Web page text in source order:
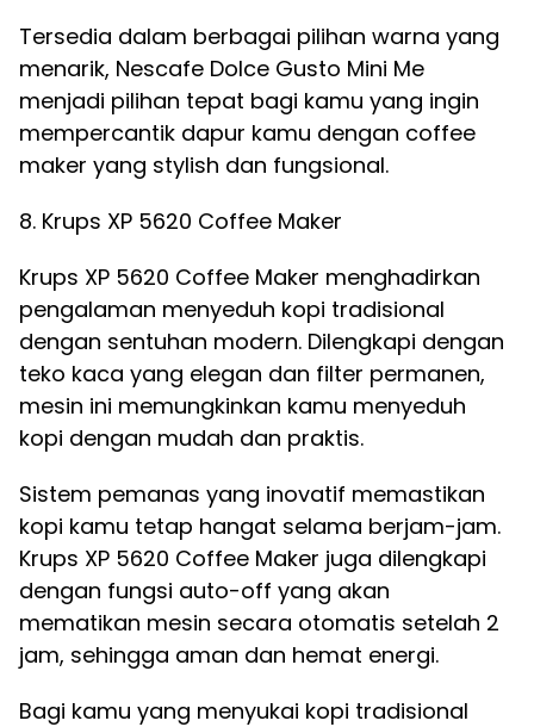
Tersedia dalam berbagai pilihan warna yang
menarik, Nescafe Dolce Gusto Mini Me
menjadi pilihan tepat bagi kamu yang ingin
mempercantik dapur kamu dengan coffee
maker yang stylish dan fungsional.
8. Krups XP 5620 Coffee Maker
Krups XP 5620 Coffee Maker menghadirkan
pengalaman menyeduh kopi tradisional
dengan sentuhan modern. Dilengkapi dengan
teko kaca yang elegan dan filter permanen,
mesin ini memungkinkan kamu menyeduh
kopi dengan mudah dan praktis.
Sistem pemanas yang inovatif memastikan
kopi kamu tetap hangat selama berjam-jam.
Krups XP 5620 Coffee Maker juga dilengkapi
dengan fungsi auto-off yang akan
mematikan mesin secara otomatis setelah 2
jam, sehingga aman dan hemat energi.
Bagi kamu yang menyukai kopi tradisional